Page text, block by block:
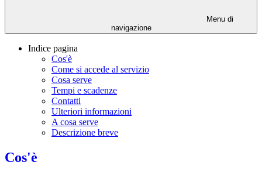
Menu di
navigazione
Indice pagina
Cos'è
Come si accede al servizio
Cosa serve
Tempi e scadenze
Contatti
Ulteriori informazioni
A cosa serve
Descrizione breve
Cos'è